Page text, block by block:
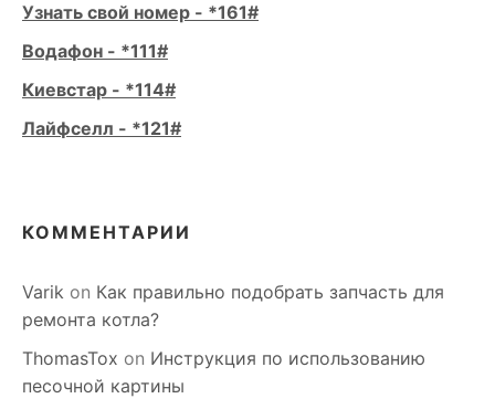
Узнать свой номер - *161#
Водафон - *111#
Киевстар - *114#
Лайфселл - *121#
КОММЕНТАРИИ
Varik on Как правильно подобрать запчасть для
ремонта котла?
ThomasTox on Инструкция по использованию
песочной картины